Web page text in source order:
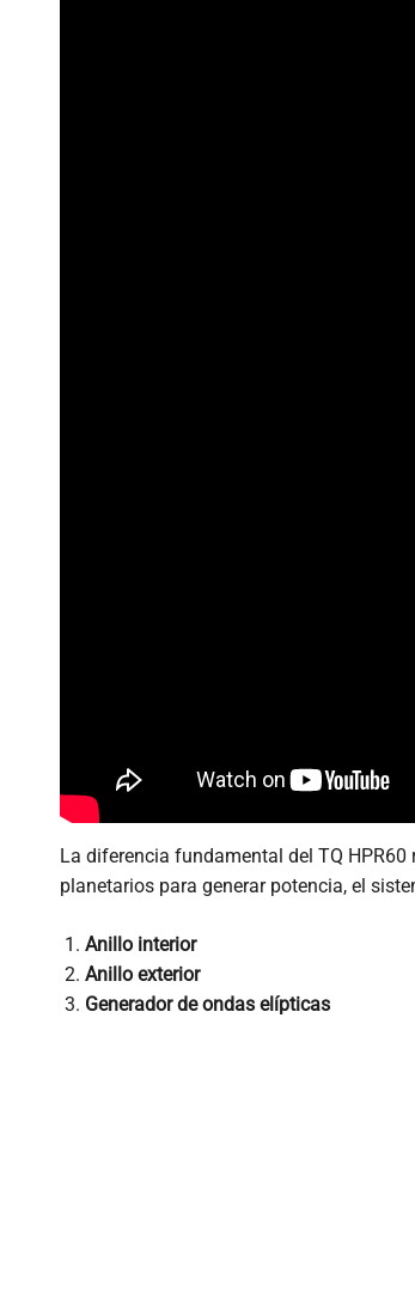
La diferencia fundamental del TQ
planetarios para generar potencia, el
Anillo interior
Anillo exterior
Generador de ondas elípticas